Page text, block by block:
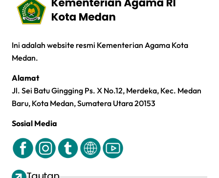
Ini adalah website resmi Kementerian Agama Kota
Medan.
Alamat
Jl. Sei Batu Gingging Ps. X No.12, Merdeka, Kec. Medan
Baru, Kota Medan, Sumatera Utara 20153
Sosial Media